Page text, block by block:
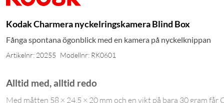
Kodak Charmera nyckelringskamera Blind Box
Fånga spontana ögonblick med en kamera på nyckelknippan
Artikelnr: 20255 Modellnr: RK0601
Alltid med, alltid redo
Med måtten 58 × 24,5 × 20 mm och en vikt på bara 30 gram